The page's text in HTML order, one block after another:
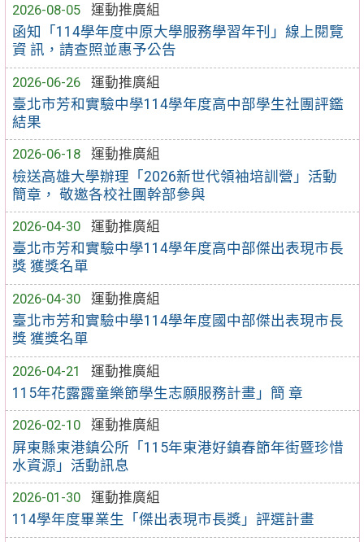
2026-08-05
運動推廣組
函知「114學年度中原大學服務學習年刊」線上閱覽
資 訊，請查照並惠予公告
2026-06-26
運動推廣組
臺北市芳和實驗中學114學年度高中部學生社團評鑑
結果
2026-06-18
運動推廣組
檢送高雄大學辦理「2026新世代領袖培訓營」活動
簡章， 敬邀各校社團幹部參與
2026-04-30
運動推廣組
臺北市芳和實驗中學114學年度高中部傑出表現市長
獎 獲獎名單
2026-04-30
運動推廣組
臺北市芳和實驗中學114學年度國中部傑出表現市長
獎 獲獎名單
2026-04-21
運動推廣組
115年花露露童樂節學生志願服務計畫」簡 章
2026-02-10
運動推廣組
屏東縣東港鎮公所「115年東港好鎮春節年街暨珍惜
水資源」活動訊息
2026-01-30
運動推廣組
114學年度畢業生「傑出表現市長獎」評選計畫